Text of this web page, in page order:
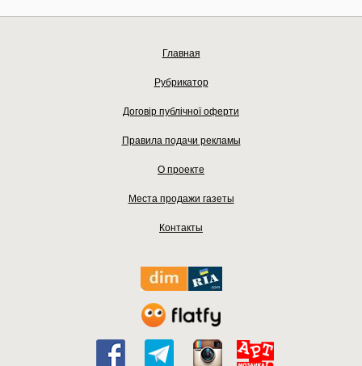
Главная
Рубрикатор
Договір публічної оферти
Правила подачи рекламы
О проекте
Места продажи газеты
Контакты